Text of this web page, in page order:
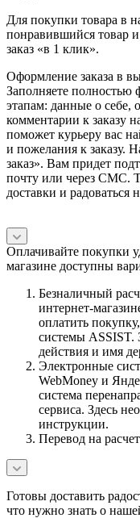
Для покупки товара в
понравившийся товар
заказ «в 1 клик».
Оформление заказа в
Заполняете полностью
этапам: данные о себе,
комментарии к заказу
поможет курьеру вас
и пожелания к заказу.
заказ». Вам придет
почту или через СМС.
доставки и радоваться
Оплачивайте покупки
магазине доступны
Безналичный
интернет-
оплатить
системы ASSIST.
действия и имя
Электронные
WebMoney и
система
сервиса. Здесь
инструкции.
Перевод на
Готовы доставить
что нужно знать о